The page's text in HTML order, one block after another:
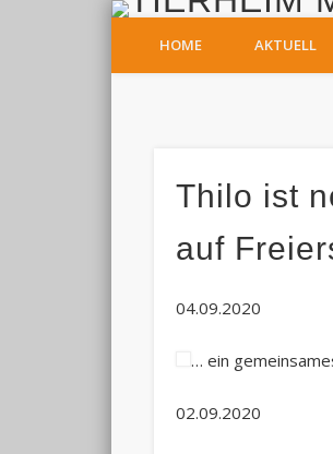
HOME AKTUELL
Thilo ist
auf
04.09.2020
… ein
02.09.2020